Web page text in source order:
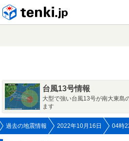
台風13号情報
大型で強い台風13号が南大東島
ます
過去の地震情報 2022年10月16日 04時